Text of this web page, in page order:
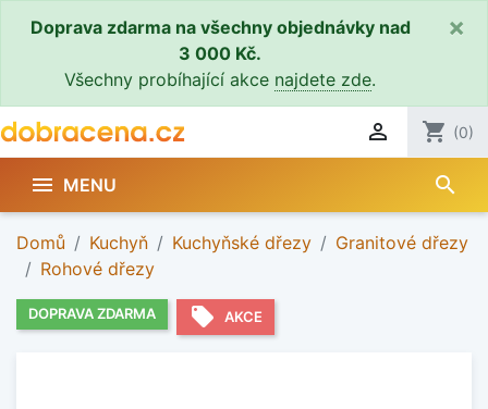
Doprava zdarma na všechny objednávky nad
3 000 Kč.
Všechny probíhající akce najdete zde.
×
 shopping_cart (0)
 MENU search
Domů Kuchyň Kuchyňské dřezy
Granitové dřezy
Rohové dřezy
DOPRAVA ZDARMA local_offer AKCE